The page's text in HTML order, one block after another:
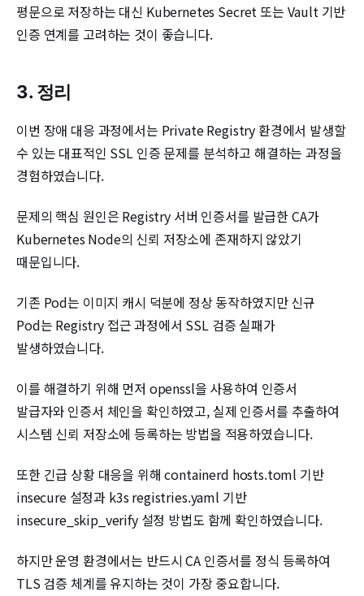
평문으로 저장하는 대신 Kubernetes Secret 또는 Vault 기반
인증 연계를 고려하는 것이 좋습니다.
3. 정리
이번 장애 대응 과정에서는 Private Registry 환경에서 발생할
수 있는 대표적인 SSL 인증 문제를 분석하고 해결하는 과정을
경험하였습니다.
문제의 핵심 원인은 Registry 서버 인증서를 발급한 CA가
Kubernetes Node의 신뢰 저장소에 존재하지 않았기
때문입니다.
기존 Pod는 이미지 캐시 덕분에 정상 동작하였지만 신규
Pod는 Registry 접근 과정에서 SSL 검증 실패가
발생하였습니다.
이를 해결하기 위해 먼저 openssl을 사용하여 인증서
발급자와 인증서 체인을 확인하였고, 실제 인증서를 추출하여
시스템 신뢰 저장소에 등록하는 방법을 적용하였습니다.
또한 긴급 상황 대응을 위해 containerd hosts.toml 기반
insecure 설정과 k3s registries.yaml 기반
insecure_skip_verify 설정 방법도 함께 확인하였습니다.
하지만 운영 환경에서는 반드시 CA 인증서를 정식 등록하여
TLS 검증 체계를 유지하는 것이 가장 중요합니다.